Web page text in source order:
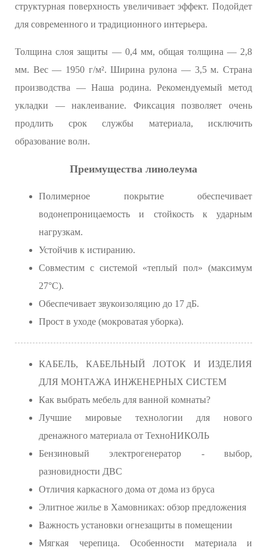
структурная поверхность увеличивает эффект. Подойдет
для современного и традиционного интерьера.
Толщина слоя защиты — 0,4 мм, общая толщина — 2,8
мм. Вес — 1950 г/м². Ширина рулона — 3,5 м. Страна
производства — Наша родина. Рекомендуемый метод
укладки — наклеивание. Фиксация позволяет очень
продлить срок службы материала, исключить
образование волн.
Преимущества линолеума
Полимерное покрытие обеспечивает
водонепроницаемость и стойкость к ударным
нагрузкам.
Устойчив к истиранию.
Совместим с системой «теплый пол» (максимум
27°С).
Обеспечивает звукоизоляцию до 17 дБ.
Прост в уходе (мокроватая уборка).
КАБЕЛЬ, КАБЕЛЬНЫЙ ЛОТОК И ИЗДЕЛИЯ
ДЛЯ МОНТАЖА ИНЖЕНЕРНЫХ СИСТЕМ
Как выбрать мебель для ванной комнаты?
Лучшие мировые технологии для нового
дренажного материала от ТехноНИКОЛЬ
Бензиновый электрогенератор - выбор,
разновидности ДВС
Отличия каркасного дома от дома из бруса
Элитное жилье в Хамовниках: обзор предложения
Важность установки огнезащиты в помещении
Мягкая черепица. Особенности материала и